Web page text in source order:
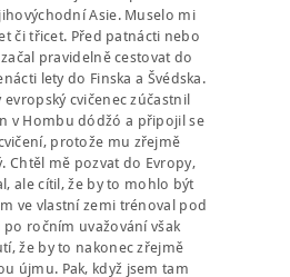
Asie. Muselo mi
či třicet. Před patnácti nebo
pravidelně cestovat do
lety do Finska a Švédska.
evropský cvičenec zúčastnil
v Hombu dódžó a připojil se
protože mu zřejmě
Chtěl mě pozvat do Evropy,
ale cítil, že by to mohlo být
ve vlastní zemi trénoval pod
ročním uvažování však
že by to nakonec zřejmě
újmu. Pak, když jsem tam